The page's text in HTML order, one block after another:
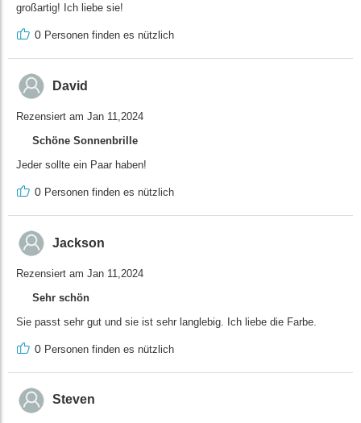
großartig! Ich liebe sie!
0 Personen finden es nützlich
David
Rezensiert am Jan 11,2024
Schöne Sonnenbrille
Jeder sollte ein Paar haben!
0 Personen finden es nützlich
Jackson
Rezensiert am Jan 11,2024
Sehr schön
Sie passt sehr gut und sie ist sehr langlebig. Ich liebe die Farbe.
0 Personen finden es nützlich
Steven